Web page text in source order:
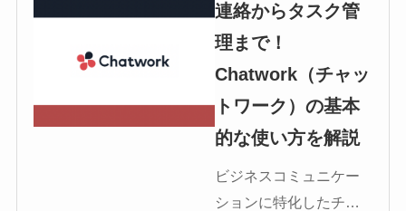
連絡からタスク管
理まで！
Chatwork（チャッ
トワーク）の基本
的な使い方を解説
ビジネスコミュニケー
ションに特化したチャ